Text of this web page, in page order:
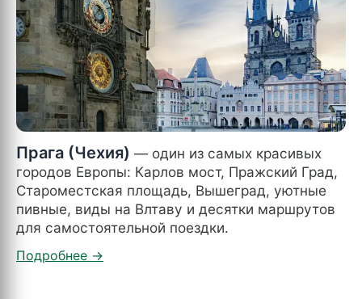
Прага (Чехия) — один из самых красивых
городов Европы: Карлов мост, Пражский Град,
Староместская площадь, Вышеград, уютные
пивные, виды на Влтаву и десятки маршрутов
для самостоятельной поездки.